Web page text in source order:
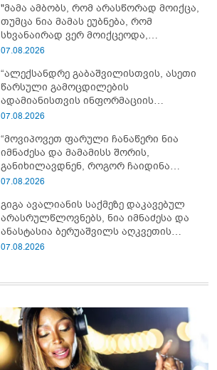
ავალიანის დედა
"მამა ამბობს, რომ არასწორად მოიქცა,
თუმცა ნია მამას ეუბნება, რომ
სხვანაირად ვერ მოიქცეოდა,
თანამედროვე ეპოქაში სხვანაირად
დეტალებზე საუბრობს გიგა ავალიანის
საქმის პროკურორი?
07.08.2026
“ალექსანდრე გაბაშვილისთვის, ასეთი
წარსული გამოცდილების
ადამიანისთვის ინფორმაციის
მიწოდება, რომ მასწავლებელი
ფაქტობრივად, წაქეზება იყო” -
პროკურორი ნია იმნაძეზე
07.08.2026
“მოვიპოვეთ ფარული ჩანაწერი ნია
იმნაძესა და მამამისს შორის,
განიხილავდნენ, როგორ ჩაიდინა
გაბაშვილმა დანაშაული” - რას ამბობს
07.08.2026
გიგა ავალიანის საქმეზე დაკავებულ
არასრულწლოვნებს, ნია იმნაძესა და
ანასტასია ბერუაშვილს აღკვეთის
ღონისძიების სახით პატიმრობა
07.08.2026